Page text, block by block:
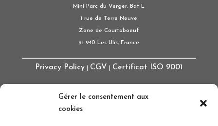
Gérer le consentement aux
cookies
Mini Parc du Verger, Bat L
1 rue de Terre Neuve
Zone de Courtaboeuf
91 940 Les Ulis, France
Privacy Policy CGV Certificat ISO 9001
Quick links